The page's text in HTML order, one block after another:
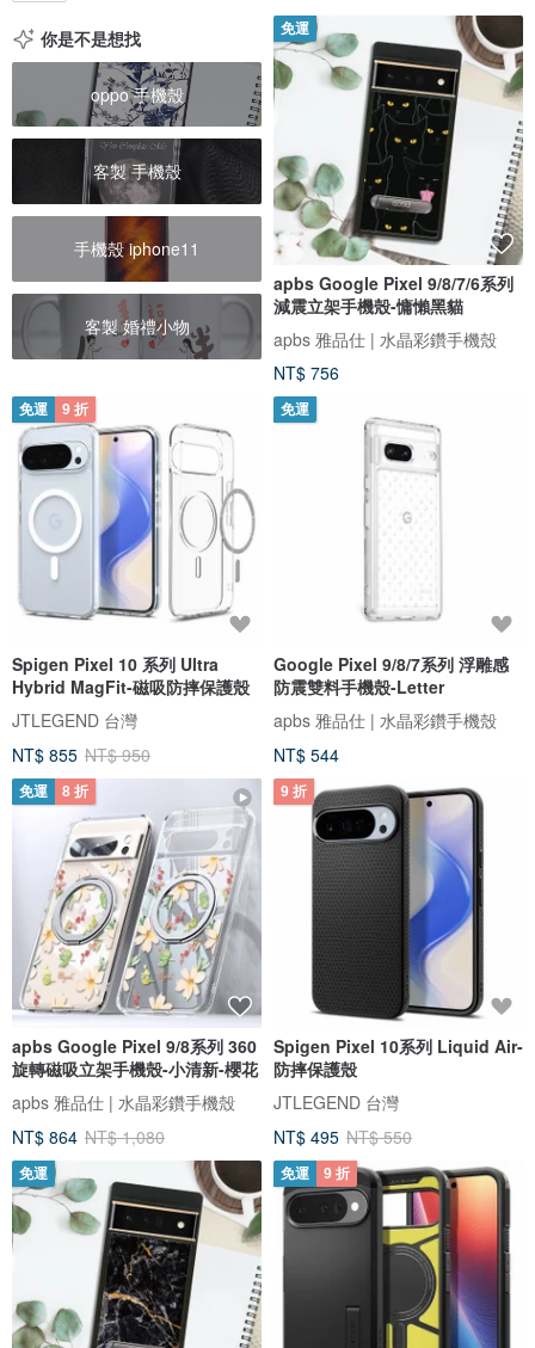
你是不是想找
oppo 手機殼
客製 手機殼
手機殼 iphone11
客製 婚禮小物
免運
apbs Google Pixel 9/8/7/6系列
減震立架手機殼-慵懶黑貓
apbs 雅品仕 | 水晶彩鑽手機殼
NT$ 756
免運 9 折
Spigen Pixel 10 系列 Ultra
Hybrid MagFit-磁吸防摔保護殼
JTLEGEND 台灣
NT$ 855 NT$ 950
免運
Google Pixel 9/8/7系列 浮雕感
防震雙料手機殼-Letter
apbs 雅品仕 | 水晶彩鑽手機殼
NT$ 544
免運 8 折
apbs Google Pixel 9/8系列 360
旋轉磁吸立架手機殼-小清新-櫻花
apbs 雅品仕 | 水晶彩鑽手機殼
NT$ 864 NT$ 1,080
9 折
Spigen Pixel 10系列 Liquid Air-
防摔保護殼
JTLEGEND 台灣
NT$ 495 NT$ 550
免運 免運 9 折